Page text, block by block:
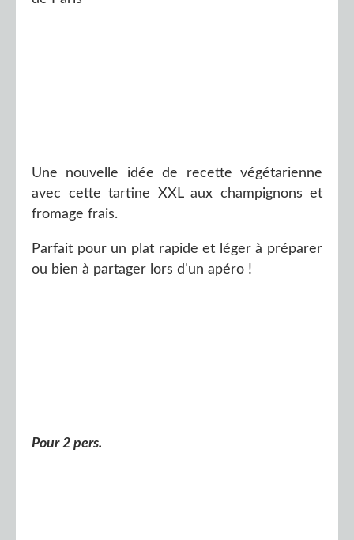
Une nouvelle idée de recette végétarienne
avec cette tartine XXL aux champignons et
fromage frais.
Parfait pour un plat rapide et léger à préparer
ou bien à partager lors d'un apéro !
Pour 2 pers.